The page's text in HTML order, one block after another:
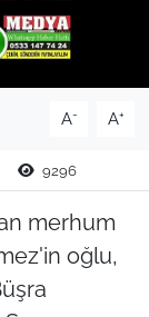
A- A+
9296
merhum
oğlu,